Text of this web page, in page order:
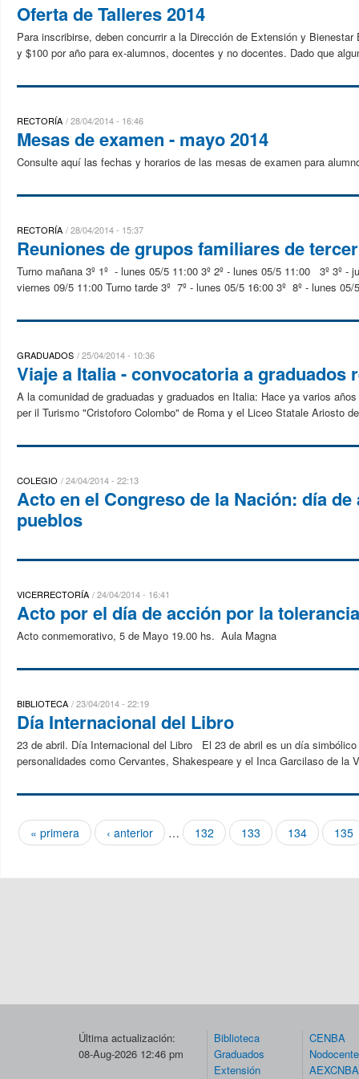
Oferta de Talleres 2014
Para inscribirse, deben concurrir a la Dirección de Extensión y
y $100 por año para ex-alumnos, docentes y no docentes. Dado que
RECTORÍA 28/04/2014 - 16:46
Mesas de examen - mayo 2014
Consulte aquí las fechas y horarios de las mesas de examen para
RECTORÍA 28/04/2014 - 15:37
Reuniones de grupos familiares de
Turno mañana 3º 1º - lunes 05/5 11:00 3º 2º - lunes 05/5 11:00 3º 3º -
viernes 09/5 11:00 Turno tarde 3º 7º - lunes 05/5 16:00 3º 8º - lunes 05/
GRADUADOS 25/04/2014 - 10:36
Viaje a Italia - convocatoria a graduados
A la comunidad de graduadas y graduados en Italia: Hace ya varios
per il Turismo "Cristoforo Colombo" de Roma y el Liceo Statale Ariosto
COLEGIO 24/04/2014 - 22:13
Acto en el Congreso de la Nación: día
pueblos
VICERRECTORÍA 24/04/2014 - 16:41
Acto por el día de acción por la
Acto conmemorativo, 5 de Mayo 19.00 hs. Aula Magna
BIBLIOTECA 23/04/2014 - 22:19
Día Internacional del Libro
23 de abril. Día Internacional del Libro El 23 de abril es un día
personalidades como Cervantes, Shakespeare y el Inca Garcilaso de la
Páginas
« primera ‹ anterior … 132 133 134 135
Última actualización:
08-Aug-2026 12:46 pm
Biblioteca
Graduados
Extensión
CENBA
AEXCNBA